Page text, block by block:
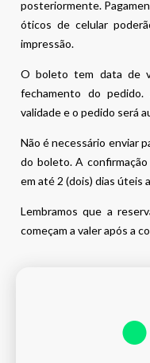
posteriormente.
óticos de celular
impressão.
O boleto tem data de
fechamento do
validade e o pedido será
Não é necessário enviar
do boleto. A
em até 2 (dois) dias úteis
Lembramos que a
começam a valer após a